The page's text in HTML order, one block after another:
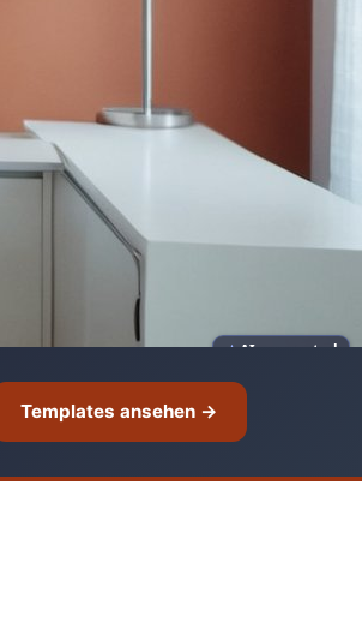
AI-generated
Templates ansehen →